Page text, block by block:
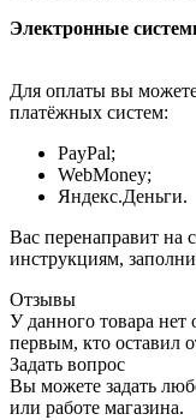
Электронные
Для оплаты вы
платёжных систем:
PayPal;
WebMoney;
Яндекс.Деньги.
Вас перенаправит на
инструкциям,
Отзывы
У данного товара нет
первым, кто оставил
Задать вопрос
Вы можете задать
или работе магазина.